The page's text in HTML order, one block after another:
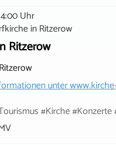
Uhr
inRitzerow
Ritzerow
unter
#Kirche #Konzerte